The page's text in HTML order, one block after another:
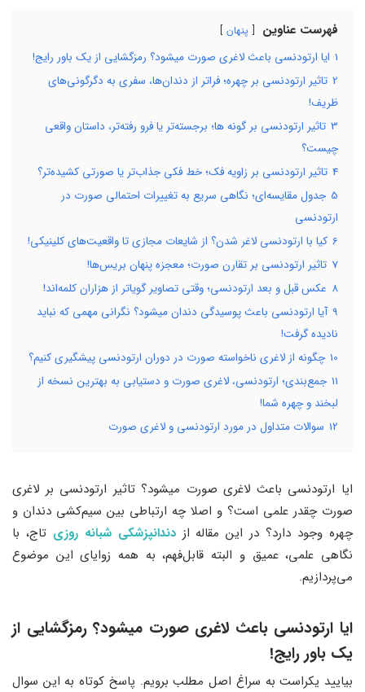
فهرست عناوین پنهان
1 ایا ارتودنسی باعث لاغری صورت میشود؟ رمزگشایی از یک باور رایج!
2 تاثیر ارتودنسی بر چهره؛ فراتر از دندان‌ها، سفری به دگرگونی‌های
ظریف!
3 تاثیر ارتودنسی بر گونه ها؛ برجسته‌تر یا فرو رفته‌تر، داستان واقعی
چیست؟
4 تاثیر ارتودنسی بر زاویه فک؛ خط فکی جذاب‌تر یا صورتی کشیده‌تر؟
5 جدول مقایسه‌ای؛ نگاهی سریع به تغییرات احتمالی صورت در
ارتودنسی
6 کیا با ارتودنسی لاغر شدن؟ از شایعات مجازی تا واقعیت‌های کلینیکی!
7 تاثیر ارتودنسی بر تقارن صورت؛ معجزه پنهان بریس‌ها!
8 عکس قبل و بعد ارتودنسی؛ وقتی تصاویر گویاتر از هزاران کلمه‌اند!
9 آیا ارتودنسی باعث پوسیدگی دندان میشود؟ نگرانی مهمی که نباید
نادیده گرفت!
10 چگونه از لاغری ناخواسته صورت در دوران ارتودنسی پیشگیری کنیم؟
11 جمع‌بندی؛ ارتودنسی، لاغری صورت و دستیابی به بهترین نسخه از
لبخند و چهره شما!
12 سوالات متداول در مورد ارتودنسی و لاغری صورت
ایا ارتودنسی باعث لاغری صورت میشود؟ تاثیر ارتودنسی بر لاغری
صورت چقدر علمی است؟ و اصلا چه ارتباطی بین سیم‌کشی دندان و
چهره وجود دارد؟ در این مقاله ازدندانپزشکی شبانه روزی تاج، با
نگاهی علمی، عمیق و البته قابل‌فهم، به همه زوایای این موضوع
می‌پردازیم.
ایا ارتودنسی باعث لاغری صورت میشود؟ رمزگشایی از
یک باور رایج!
بیایید یکراست به سراغ اصل مطلب برویم. پاسخ کوتاه به این سوال